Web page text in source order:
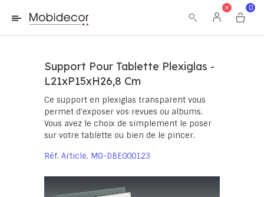
La boutique ne fonctionnera pas correctement dans le cas où
les cookies sont désactivés.
0
Support Pour Tablette Plexiglas -
L21xP15xH26,8 Cm
Ce support en plexiglas transparent vous
permet d'exposer vos revues ou albums.
Vous avez le choix de simplement le poser
sur votre tablette ou bien de le pincer.
Réf. Article MO-DBE000123